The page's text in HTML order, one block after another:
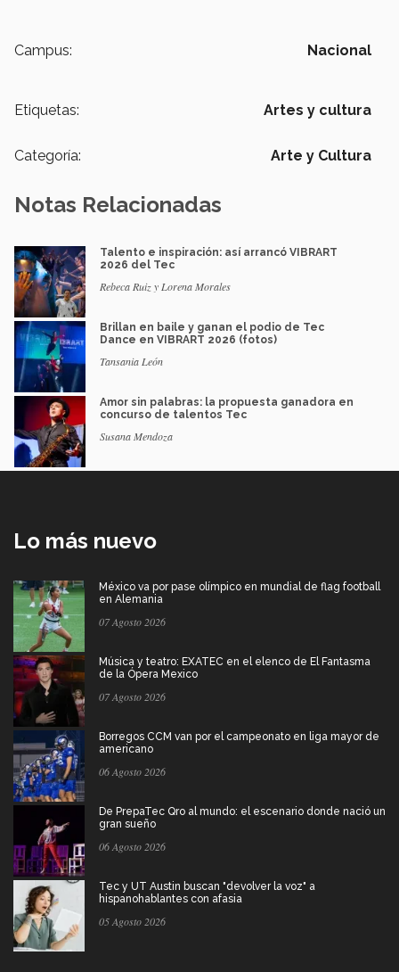
Campus: Nacional
Etiquetas: Artes y cultura
Categoría: Arte y Cultura
Notas Relacionadas
Talento e inspiración: así arrancó VIBRART
2026 del Tec
Rebeca Ruiz y Lorena Morales
Brillan en baile y ganan el podio de Tec
Dance en VIBRART 2026 (fotos)
Tansania León
Amor sin palabras: la propuesta ganadora en
concurso de talentos Tec
Susana Mendoza
Lo más nuevo
México va por pase olímpico en mundial de flag football
en Alemania
07 Agosto 2026
Música y teatro: EXATEC en el elenco de El Fantasma
de la Ópera Mexico
07 Agosto 2026
Borregos CCM van por el campeonato en liga mayor de
americano
06 Agosto 2026
De PrepaTec Qro al mundo: el escenario donde nació un
gran sueño
06 Agosto 2026
Tec y UT Austin buscan "devolver la voz" a
hispanohablantes con afasia
05 Agosto 2026